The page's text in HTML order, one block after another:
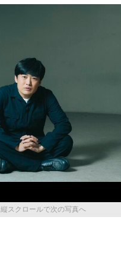
縦スクロールで次の写真へ